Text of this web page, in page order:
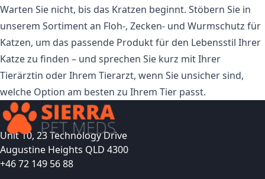
Warten Sie nicht, bis das Kratzen beginnt. Stöbern Sie in
unserem Sortiment an Floh-, Zecken- und Wurmschutz für
Katzen, um das passende Produkt für den Lebensstil Ihrer
Katze zu finden – und sprechen Sie kurz mit Ihrer
Tierärztin oder Ihrem Tierarzt, wenn Sie unsicher sind,
welche Option am besten zu Ihrem Tier passt.
Unit 10, 23 Technology Drive
Augustine Heights QLD 4300
+46 72 149 56 88